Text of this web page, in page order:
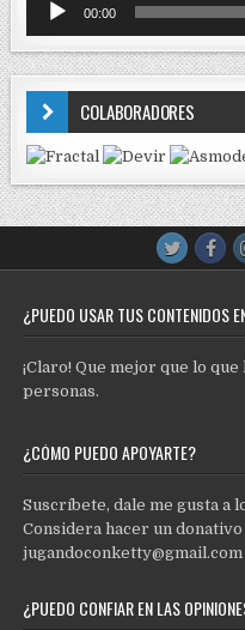
00:00
COLABORADORES
¿PUEDO USAR TUS CONTENIDOS
¡Claro! Que mejor que lo
personas.
¿CÓMO PUEDO APOYARTE?
Suscríbete, dale me gusta a
Considera hacer un
jugandoconketty@gmail.com
¿PUEDO CONFIAR EN LAS